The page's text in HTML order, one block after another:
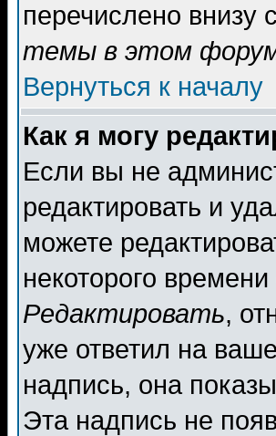
перечислено
темы в этом
Вернуться к началу
Как я могу
Если вы не
редактировать и
можете
некоторого
Редактировать,
уже ответил на
надпись, она
Эта надпись не